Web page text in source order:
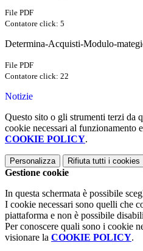
File PDF
Contatore click: 5
Determina-Acquisti-Modulo-
File PDF
Contatore click: 22
Notizie
Questo sito o gli strumenti terzi da
cookie necessari al funzionamento
COOKIE POLICY.
Personalizza Rifiuta tutti i cookies
Gestione cookie
In questa schermata è possibile
I cookie necessari sono quelli che
piattaforma e non è possibile
Per conoscere quali sono i cookie
visionare la COOKIE POLICY.